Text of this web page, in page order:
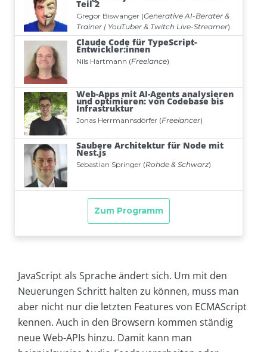
JavaScript als Sprache ändert sich. Um mit den
Neuerungen Schritt halten zu können, muss man
aber nicht nur die letzten Features von ECMAScript
kennen. Auch in den Browsern kommen ständig
neue Web-APIs hinzu. Damit kann man